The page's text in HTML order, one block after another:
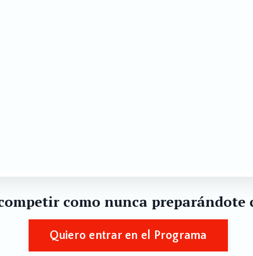
como nunca preparándote
Quiero entrar en el Programa